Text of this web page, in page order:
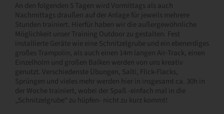
An den folgenden 5 Tagen wird Vormittags als auch
Nachmittags draußen auf der Anlage für jeweils mehrere
Stunden trainiert. Hierfür haben wir die außergewöhnliche
Möglichkeit unser Training Outdoor zu gestalten. Fest
installierte Geräte wie eine Schnitzelgrube und ein ebenerdiges
großes Trampolin, als auch einen 14m langen Air-Track, einen
Einzelholm und großen Balken werden von uns kreativ
genutzt. Verschiedenste Übungen, Salti, Flick-Flacks,
Sprüngen und vieles mehr werden hier in insgesamt ca. 30h in
der Woche trainiert, wobei der Spaß -einfach mal in die
„Schnitzelgrube“ zu hüpfen- nicht zu kurz kommt!